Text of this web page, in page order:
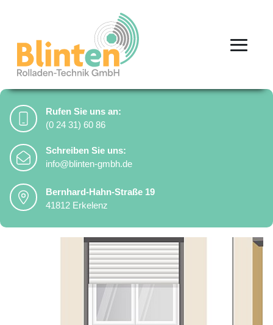
Kontaktinformationen
Rufen Sie uns an:
(0 24 31) 60 86
Schreiben Sie uns:
info@blinten-gmbh.de
Bernhard-Hahn-Straße 19
41812 Erkelenz